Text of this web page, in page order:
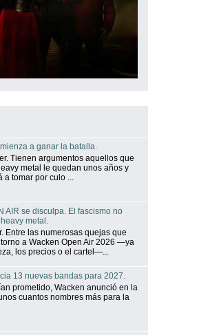
a ganar la batalla.
Tienen argumentos aquellos que
metal le quedan unos años y
tomar por culo ...
AIR se disculpa. El fascismo no
metal.
Entre las numerosas quejas que
a Wacken Open Air 2026 —ya
los precios o el cartel—...
13 nuevas bandas para 2027.
prometido, Wacken anunció en la
cuantos nombres más para la